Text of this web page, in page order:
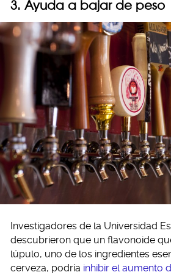
3. Ayuda a bajar de peso
Investigadores de la Universidad
descubrieron que un flavonoide
lúpulo, uno de los ingredientes
cerveza, podría inhibir el aumento